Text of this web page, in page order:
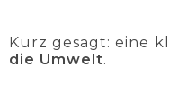
Kurz gesagt: eine
die Umwelt.